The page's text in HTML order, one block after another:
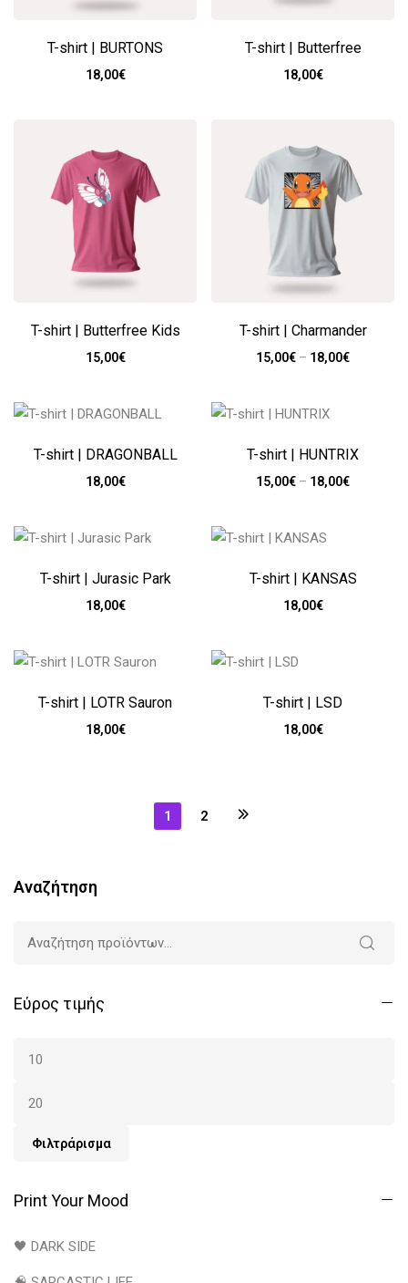
T-shirt | BURTONS
18,00€
T-shirt | Butterfree
18,00€
T-shirt | Butterfree Kids
15,00€
T-shirt | Charmander
15,00€ – 18,00€
T-shirt | DRAGONBALL
18,00€
T-shirt | HUNTRIX
15,00€ – 18,00€
T-shirt | Jurasic Park
18,00€
T-shirt | KANSAS
18,00€
T-shirt | LOTR Sauron
18,00€
T-shirt | LSD
18,00€
1 2
Αναζήτηση
Εύρος τιμής
Φιλτράρισμα
Print Your Mood
🖤 DARK SIDE